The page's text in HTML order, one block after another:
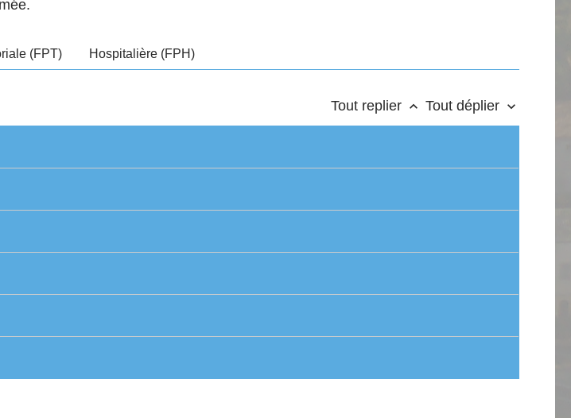
(FPT) Hospitalière (FPH)
Tout replier keyboard_arrow_up Tout déplier keyboard_arrow_down